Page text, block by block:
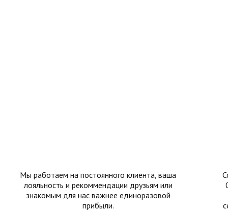
Мы работаем на постоянного клиента, ваша
лояльность и рекоммендации друзьям или
знакомым для нас важнее единоразовой
прибыли.